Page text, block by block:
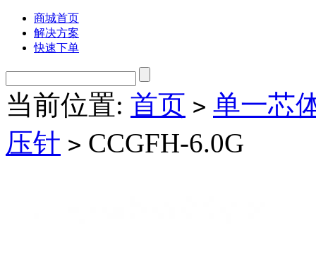
商城首页
解决方案
快速下单
当前位置: 首页 > 单一芯
压针 > CCGFH-6.0G